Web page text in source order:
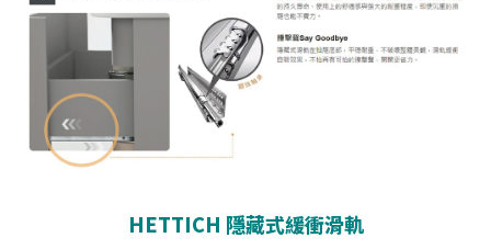
HETTICH 隱藏式緩衝滑軌